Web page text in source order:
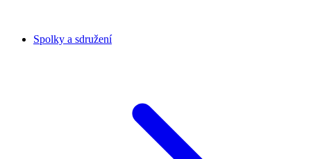
Spolky a sdružení